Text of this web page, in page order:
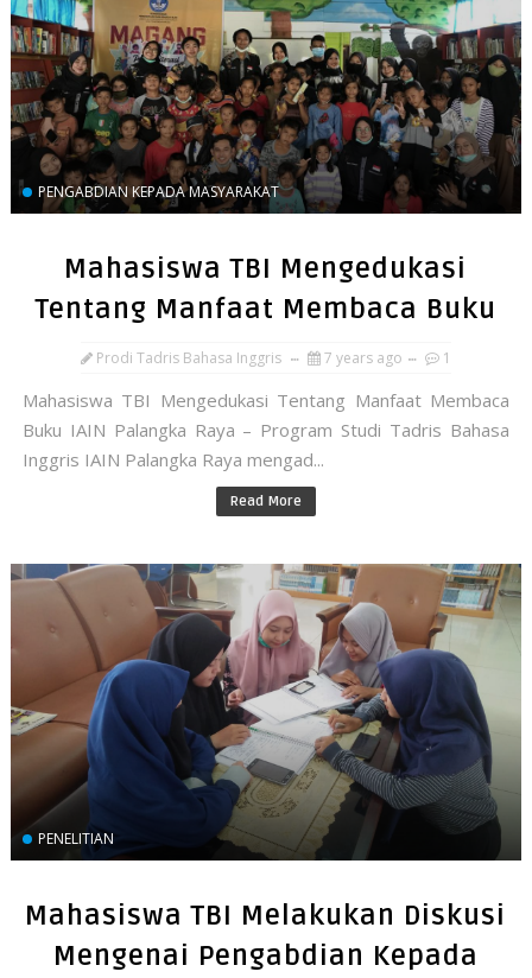
PENGABDIAN KEPADA MASYARAKAT
Mahasiswa TBI Mengedukasi
Tentang Manfaat Membaca Buku
Prodi Tadris Bahasa Inggris 7 years ago 1
Mahasiswa TBI Mengedukasi Tentang Manfaat Membaca
Buku IAIN Palangka Raya – Program Studi Tadris Bahasa
Inggris IAIN Palangka Raya mengad...
Read More
PENELITIAN
Mahasiswa TBI Melakukan Diskusi
Mengenai Pengabdian Kepada